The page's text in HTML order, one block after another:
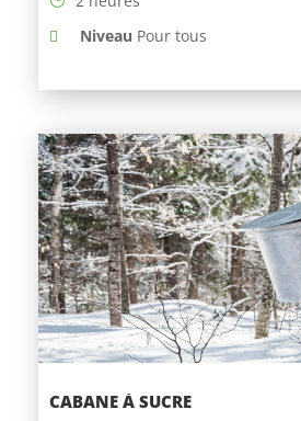
Niveau Pour tous
CABANE À SUCRE